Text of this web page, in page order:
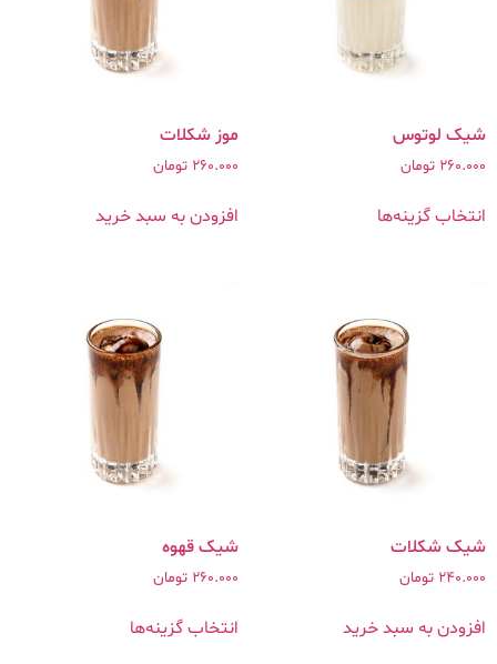
شیک لوتوس
260.000 تومان
انتخاب گزینه‌ها
موز شکلات
260.000 تومان
افزودن به سبد خرید
شیک شکلات
240.000 تومان
افزودن به سبد خرید
شیک قهوه
260.000 تومان
انتخاب گزینه‌ها